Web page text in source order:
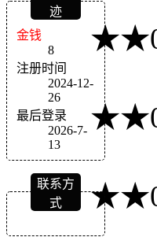
迹
金钱
8
注册时间
2024-12-
26
最后登录
2026-7-
13
联系方
式